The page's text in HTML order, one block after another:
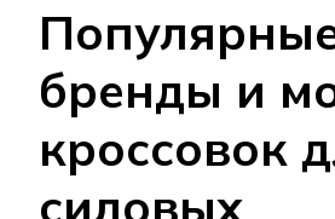
бренды и
кроссовок
силовых